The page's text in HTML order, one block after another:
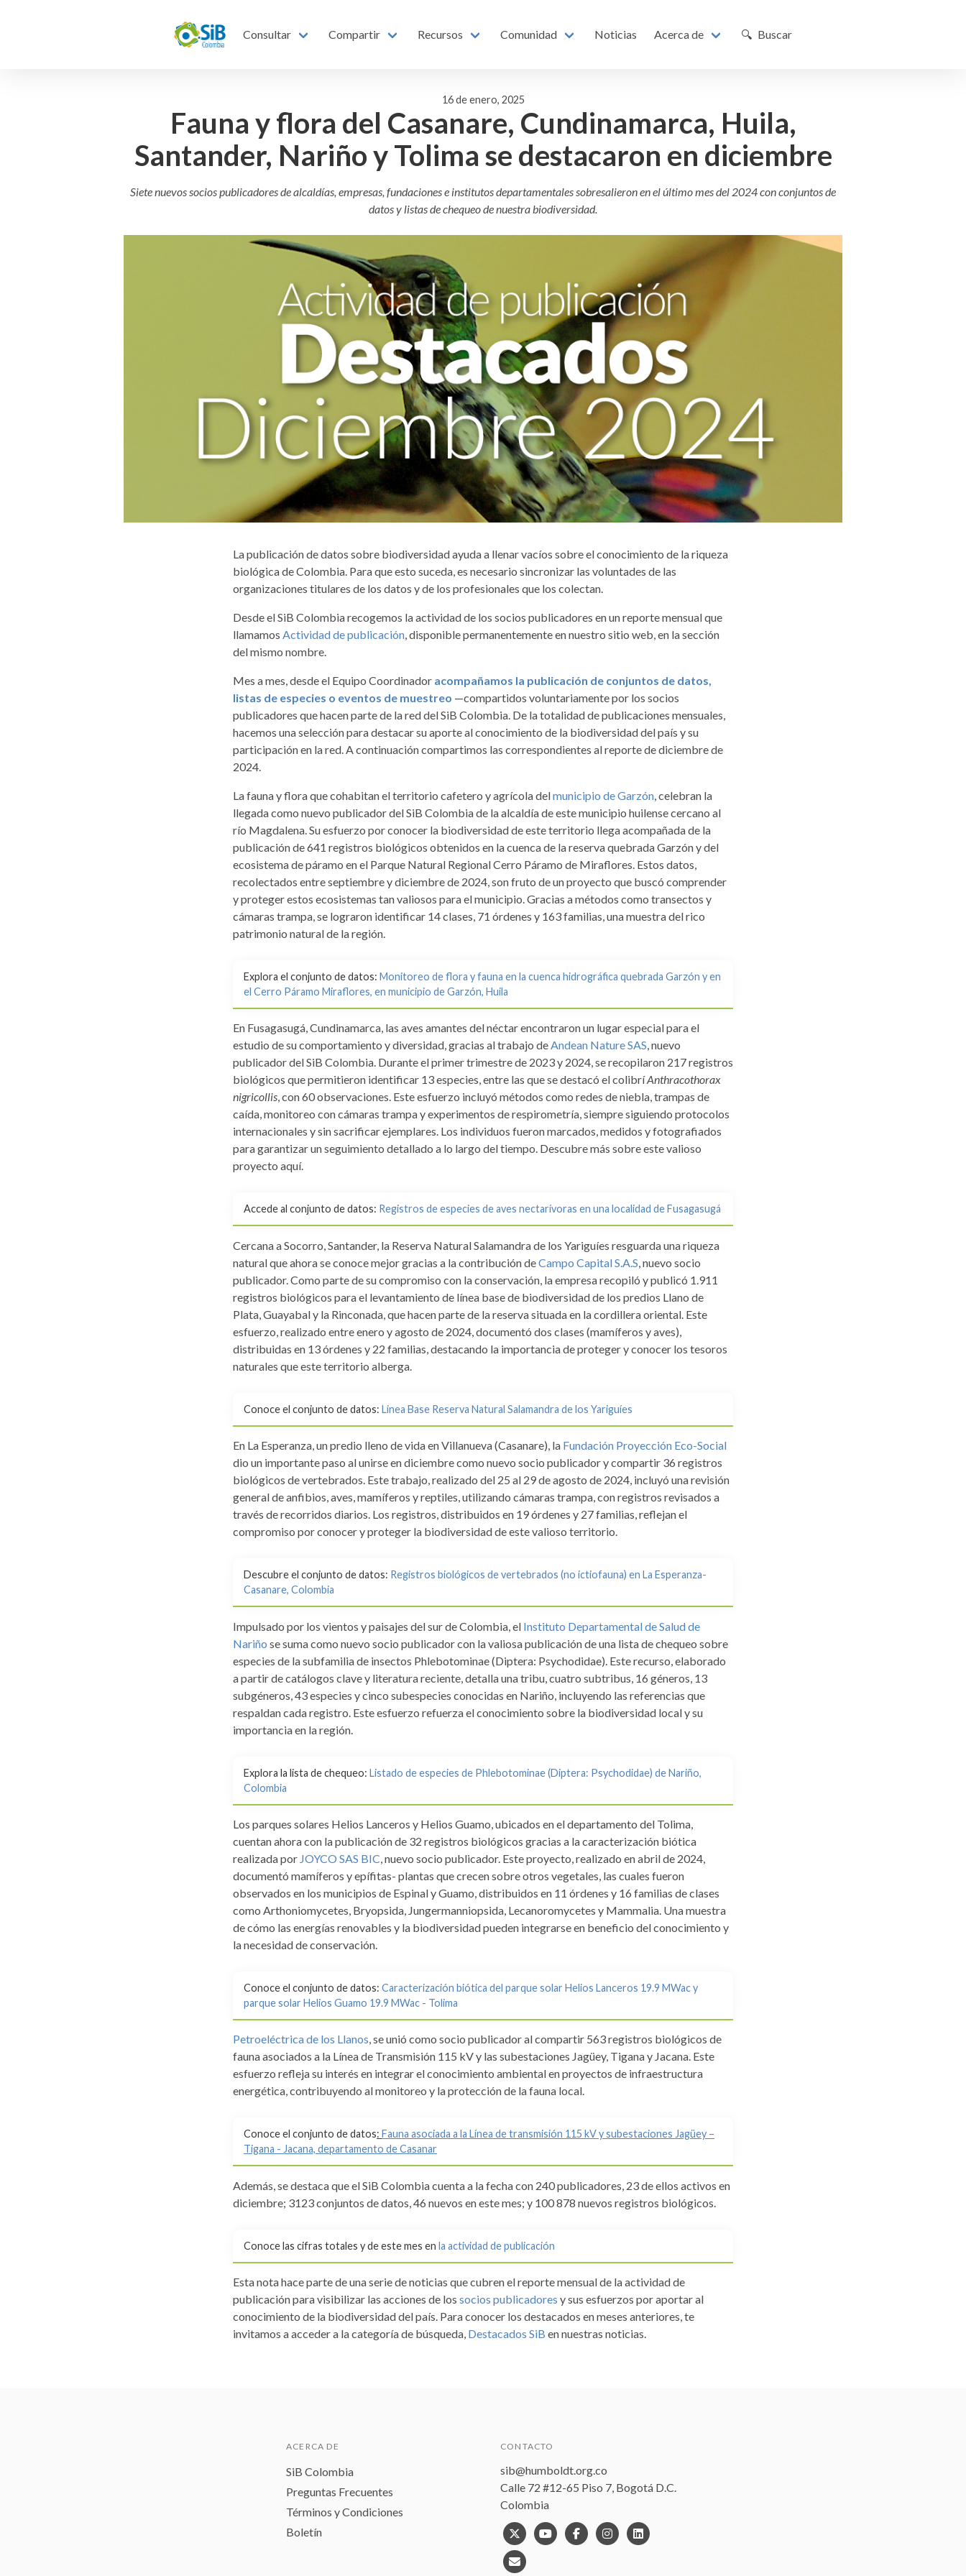
Consultar Compartir Recursos Comunidad Noticias Acerca de 🔍 Buscar
16 de enero, 2025
Fauna y flora del Casanare, Cundinamarca, Huila,
Santander, Nariño y Tolima se destacaron en diciembre
Siete nuevos socios publicadores de alcaldías, empresas, fundaciones e institutos departamentales sobresalieron en el último mes del 2024 con conjuntos de
datos y listas de chequeo de nuestra biodiversidad.
La publicación de datos sobre biodiversidad ayuda a llenar vacíos sobre el conocimiento de la riqueza
biológica de Colombia. Para que esto suceda, es necesario sincronizar las voluntades de las
organizaciones titulares de los datos y de los profesionales que los colectan.
Desde el SiB Colombia recogemos la actividad de los socios publicadores en un reporte mensual que
llamamos Actividad de publicación, disponible permanentemente en nuestro sitio web, en la sección
del mismo nombre.
Mes a mes, desde el Equipo Coordinador acompañamos la publicación de conjuntos de datos,
listas de especies o eventos de muestreo —compartidos voluntariamente por los socios
publicadores que hacen parte de la red del SiB Colombia. De la totalidad de publicaciones mensuales,
hacemos una selección para destacar su aporte al conocimiento de la biodiversidad del país y su
participación en la red. A continuación compartimos las correspondientes al reporte de diciembre de
2024.
La fauna y flora que cohabitan el territorio cafetero y agrícola delmunicipio de Garzón, celebran la
llegada como nuevo publicador del SiB Colombia de la alcaldía de este municipio huilense cercano al
río Magdalena. Su esfuerzo por conocer la biodiversidad de este territorio llega acompañada de la
publicación de 641 registros biológicos obtenidos en la cuenca de la reserva quebrada Garzón y del
ecosistema de páramo en el Parque Natural Regional Cerro Páramo de Miraflores. Estos datos,
recolectados entre septiembre y diciembre de 2024, son fruto de un proyecto que buscó comprender
y proteger estos ecosistemas tan valiosos para el municipio. Gracias a métodos como transectos y
cámaras trampa, se lograron identificar 14 clases, 71 órdenes y 163 familias, una muestra del rico
patrimonio natural de la región.
Explora el conjunto de datos: Monitoreo de flora y fauna en la cuenca hidrográfica quebrada Garzón y en
el Cerro Páramo Miraflores, en municipio de Garzón, Huila
En Fusagasugá, Cundinamarca, las aves amantes del néctar encontraron un lugar especial para el
estudio de su comportamiento y diversidad, gracias al trabajo deAndean Nature SAS, nuevo
publicador del SiB Colombia. Durante el primer trimestre de 2023 y 2024, se recopilaron 217 registros
biológicos que permitieron identificar 13 especies, entre las que se destacó el colibríAnthracothorax
nigricollis, con 60 observaciones. Este esfuerzo incluyó métodos como redes de niebla, trampas de
caída, monitoreo con cámaras trampa y experimentos de respirometría, siempre siguiendo protocolos
internacionales y sin sacrificar ejemplares. Los individuos fueron marcados, medidos y fotografiados
para garantizar un seguimiento detallado a lo largo del tiempo. Descubre más sobre este valioso
proyecto aquí.
Accede al conjunto de datos: Registros de especies de aves nectarívoras en una localidad de Fusagasugá
Cercana a Socorro, Santander, la Reserva Natural Salamandra de los Yariguíes resguarda una riqueza
natural que ahora se conoce mejor gracias a la contribución deCampo Capital S.A.S , nuevo socio
publicador. Como parte de su compromiso con la conservación, la empresa recopiló y publicó 1.911
registros biológicos para el levantamiento de línea base de biodiversidad de los predios Llano de
Plata, Guayabal y la Rinconada, que hacen parte de la reserva situada en la cordillera oriental. Este
esfuerzo, realizado entre enero y agosto de 2024, documentó dos clases (mamíferos y aves),
distribuidas en 13 órdenes y 22 familias, destacando la importancia de proteger y conocer los tesoros
naturales que este territorio alberga.
Conoce el conjunto de datos: Linea Base Reserva Natural Salamandra de los Yariguíes
En La Esperanza, un predio lleno de vida en Villanueva (Casanare), la Fundación Proyección Eco-Social
dio un importante paso al unirse en diciembre como nuevo socio publicador y compartir 36 registros
biológicos de vertebrados. Este trabajo, realizado del 25 al 29 de agosto de 2024, incluyó una revisión
general de anfibios, aves, mamíferos y reptiles, utilizando cámaras trampa, con registros revisados a
través de recorridos diarios. Los registros, distribuidos en 19 órdenes y 27 familias, reflejan el
compromiso por conocer y proteger la biodiversidad de este valioso territorio.
Descubre el conjunto de datos: Registros biológicos de vertebrados (no ictiofauna) en La Esperanza-
Casanare, Colombia
Impulsado por los vientos y paisajes del sur de Colombia, el Instituto Departamental de Salud de
Nariño se suma como nuevo socio publicador con la valiosa publicación de una lista de chequeo sobre
especies de la subfamilia de insectos Phlebotominae (Diptera: Psychodidae). Este recurso, elaborado
a partir de catálogos clave y literatura reciente, detalla una tribu, cuatro subtribus, 16 géneros, 13
subgéneros, 43 especies y cinco subespecies conocidas en Nariño, incluyendo las referencias que
respaldan cada registro. Este esfuerzo refuerza el conocimiento sobre la biodiversidad local y su
importancia en la región.
Explora la lista de chequeo: Listado de especies de Phlebotominae (Diptera: Psychodidae) de Nariño,
Colombia
Los parques solares Helios Lanceros y Helios Guamo, ubicados en el departamento del Tolima,
cuentan ahora con la publicación de 32 registros biológicos gracias a la caracterización biótica
realizada por JOYCO SAS BIC, nuevo socio publicador. Este proyecto, realizado en abril de 2024,
documentó mamíferos y epífitas- plantas que crecen sobre otros vegetales, las cuales fueron
observados en los municipios de Espinal y Guamo, distribuidos en 11 órdenes y 16 familias de clases
como Arthoniomycetes, Bryopsida, Jungermanniopsida, Lecanoromycetes y Mammalia. Una muestra
de cómo las energías renovables y la biodiversidad pueden integrarse en beneficio del conocimiento y
la necesidad de conservación.
Conoce el conjunto de datos: Caracterización biótica del parque solar Helios Lanceros 19.9 MWac y
parque solar Helios Guamo 19.9 MWac - Tolima
Petroeléctrica de los Llanos, se unió como socio publicador al compartir 563 registros biológicos de
fauna asociados a la Línea de Transmisión 115 kV y las subestaciones Jagüey, Tigana y Jacana. Este
esfuerzo refleja su interés en integrar el conocimiento ambiental en proyectos de infraestructura
energética, contribuyendo al monitoreo y la protección de la fauna local.
Conoce el conjunto de datos: Fauna asociada a la Línea de transmisión 115 kV y subestaciones Jagüey –
Tigana - Jacana, departamento de Casanar
Además, se destaca que el SiB Colombia cuenta a la fecha con 240 publicadores, 23 de ellos activos en
diciembre; 3123 conjuntos de datos, 46 nuevos en este mes; y 100 878 nuevos registros biológicos.
Conoce las cifras totales y de este mes en la actividad de publicación
Esta nota hace parte de una serie de noticias que cubren el reporte mensual de la actividad de
publicación para visibilizar las acciones de los socios publicadores y sus esfuerzos por aportar al
conocimiento de la biodiversidad del país. Para conocer los destacados en meses anteriores, te
invitamos a acceder a la categoría de búsqueda, Destacados SiB en nuestras noticias.
ACERCA DE
SiB Colombia
Preguntas Frecuentes
Términos y Condiciones
Boletín
CONTACTO
sib@humboldt.org.co
Calle 72 #12-65 Piso 7, Bogotá D.C.
Colombia